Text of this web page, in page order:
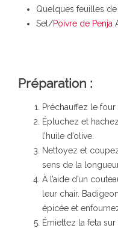
Quelques feuilles
Sel/Poivre de Penja
Préparation :
Préchauffez le four
Épluchez et
l’huile d’olive.
Nettoyez et
sens de la
À l’aide d’un
leur chair.
épicée et
Émiettez la feta